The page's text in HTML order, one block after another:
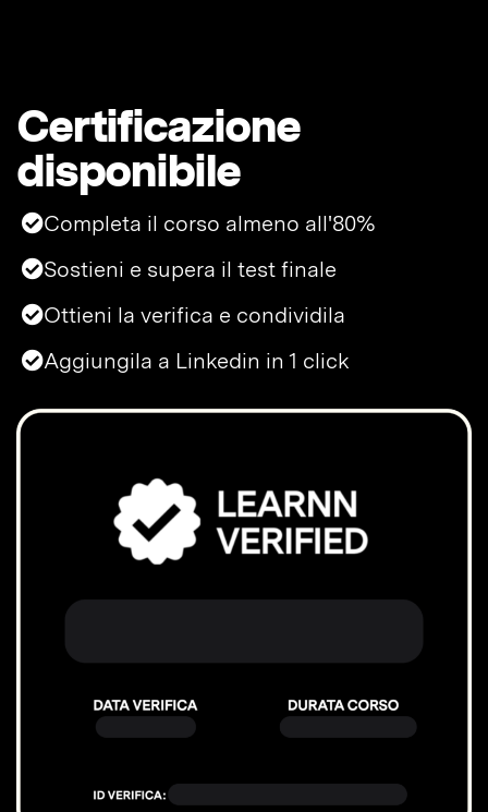
Certificazione
disponibile
Completa il corso almeno all'80%
Sostieni e supera il test finale
Ottieni la verifica e condividila
Aggiungila a Linkedin in 1 click